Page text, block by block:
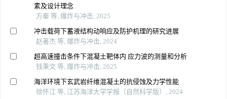
素及设计理念
方秦 等, 爆炸与冲击, 2025
冲击载荷下蓄液结构动响应及防护机理的研究进展
赵著杰 等, 爆炸与冲击, 2024
超高速撞击条件下混凝土靶体内 应力波的测量和分析
钱秉文 等, 爆炸与冲击, 2025
海洋环境下玄武岩纤维混凝土的抗侵蚀及力学性能
徐怀江 等, 江苏海洋大学学报（自然科学版）, 2024